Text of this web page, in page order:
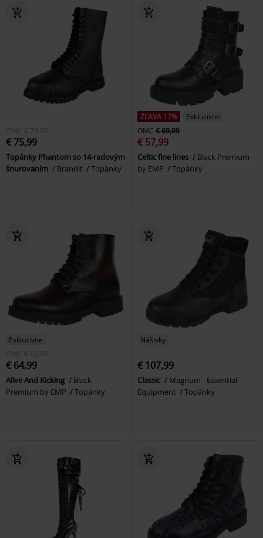
OMC € 79,90
€ 75,99
Topánky Phantom so 14-radovým
šnurovaním
Brandit Topánky
ZĽAVA 17%
Exkluzívne
OMC € 69,99
€ 57,99
Celtic fine lines
Black Premium
by EMP
Topánky
Exkluzívne
OMC € 69,99
€ 64,99
Alive And Kicking
Black
Premium by EMP
Topánky
Nášivky
€ 107,99
Classic
Magnum - Essential
Equipment
Topánky